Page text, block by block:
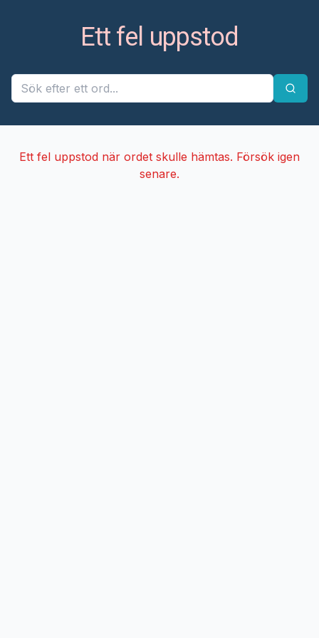
Ett fel uppstod
Ett fel uppstod när ordet skulle hämtas. Försök igen
senare.